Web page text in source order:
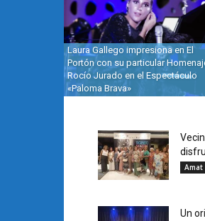
Laura Gallego impresiona en El
Portón con su particular
Rocío Jurado en el Espectáculo
«Paloma Brava»
Amat
Un